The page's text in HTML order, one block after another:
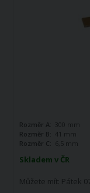
Skladem v ČR
Můžete mít: Pátek
Rozměr A:
300 mm
Rozměr B:
41 mm
Rozměr C: 6,5 mm